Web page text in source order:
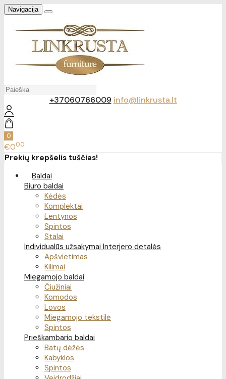
Navigacija
+37060766009 info@linkrusta.lt
0
€000
Prekių krepšelis tuščias!
Baldai
Biuro baldai
Kėdės
Komplektai
Lentynos
Spintos
Stalai
Individualūs užsakymai Interjero detalės
Apšvietimas
Kilimai
Miegamojo baldai
Čiužiniai
Komodos
Lovos
Miegamojo tekstilė
Spintos
Prieškambario baldai
Batų dėžės
Kabyklos
Spintos